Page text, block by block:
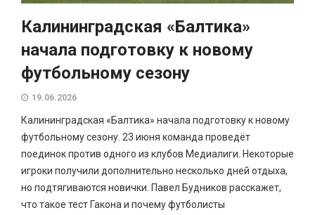
Калининградская «Балтика»
начала подготовку к новому
футбольному сезону
19.06.2026
Калининградская «Балтика» начала подготовку к новому
футбольному сезону. 23 июня команда проведёт
поединок против одного из клубов Медиалиги. Некоторые
игроки получили дополнительно несколько дней отдыха,
но подтягиваются новички. Павел Будников расскажет,
что такое тест Гакона и почему футболисты